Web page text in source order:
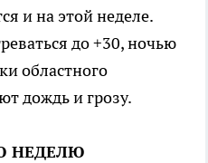
и на этой неделе.
до +30, ночью
областного
дождь и грозу.
НЕДЕЛЮ